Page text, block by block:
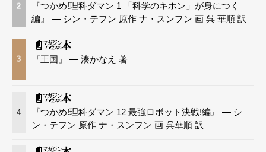
2
『つかめ!理科ダマン 1 「科学のキホン」が身につく
編』 — シン・テフン 原作 ナ・スンフン 画 呉 華順 訳
3 『王国』 — 湊かなえ 著
4
『つかめ!理科ダマン 12 最強ロボット決戦!編』 — シ
ン・テフン 原作 ナ・スンフン 画 呉華順 訳